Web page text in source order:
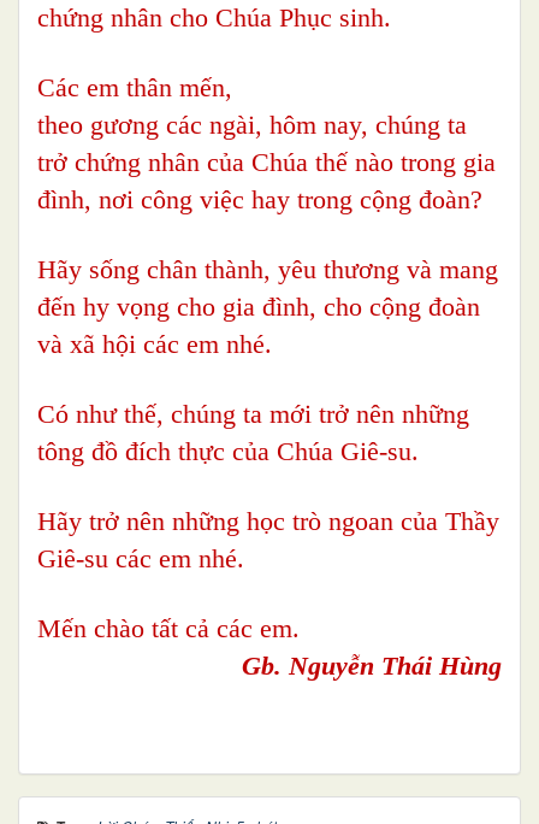
chứng nhân cho Chúa Phục sinh.
Các em thân mến,
theo gương các ngài, hôm nay, chúng ta
trở chứng nhân của Chúa thế nào trong gia
đình, nơi công việc hay trong cộng đoàn?
Hãy sống chân thành, yêu thương và mang
đến hy vọng cho gia đình, cho cộng đoàn
và xã hội các em nhé.
Có như thế, chúng ta mới trở nên những
tông đồ đích thực của Chúa Giê-su.
Hãy trở nên những học trò ngoan của Thầy
Giê-su các em nhé.
Mến chào tất cả các em.
Gb. Nguyễn Thái Hùng